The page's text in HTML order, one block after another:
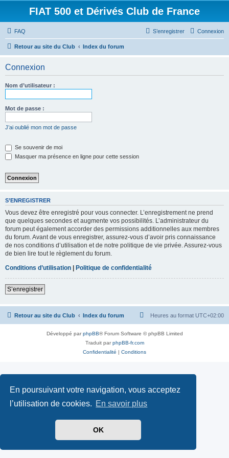
En poursuivant votre navigation, vous acceptez
l’utilisation de cookies. En savoir plus
OK
FIAT 500 et Dérivés Club de France
FAQ Connexion
S’enregistrer
Retour au site du Club Index du forum
Connexion
Nom d’utilisateur :
Mot de passe :
J’ai oublié mon mot de passe
Se souvenir de moi
Masquer ma présence en ligne pour cette session
S’ENREGISTRER
Vous devez être enregistré pour vous connecter. L’enregistrement ne prend
que quelques secondes et augmente vos possibilités. L’administrateur du
forum peut également accorder des permissions additionnelles aux membres
du forum. Avant de vous enregistrer, assurez-vous d’avoir pris connaissance
de nos conditions d’utilisation et de notre politique de vie privée. Assurez-vous
de bien lire tout le règlement du forum.
Conditions d’utilisation | Politique de confidentialité
S’enregistrer
Retour au site du Club Index du forum Heures au format UTC+02:00
Développé parphpBB® Forum Software © phpBB Limited
Traduit parphpBB-fr.com
Confidentialité | Conditions